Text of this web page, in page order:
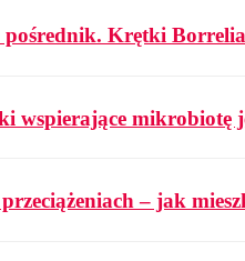
Krętki Borrelia
wspierające mikrobiotę
– jak